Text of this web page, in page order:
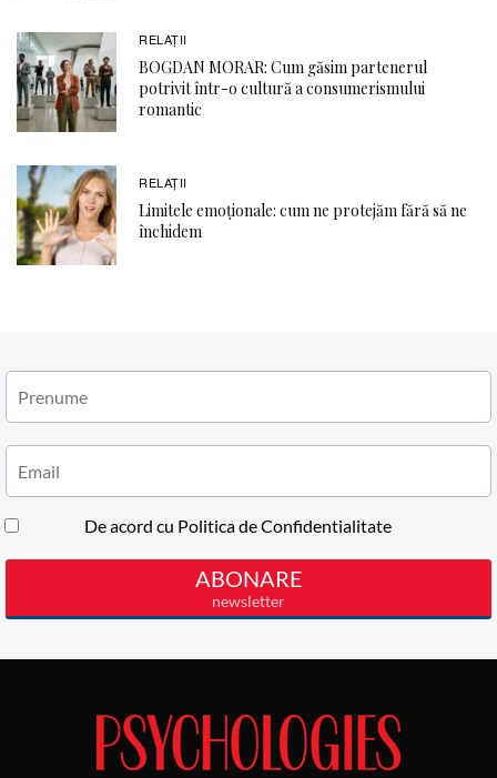
RELAŢII
BOGDAN MORAR: Cum găsim partenerul
potrivit într-o cultură a consumerismului
romantic
RELAŢII
Limitele emoționale: cum ne protejăm fără să ne
închidem